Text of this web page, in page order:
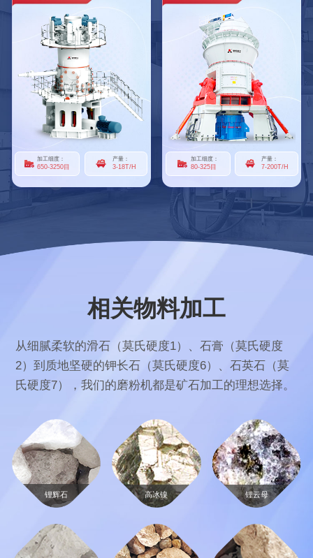
加工细度：
650-3250目
产量：
3-18T/H
加工细度：
80-325目
产量：
7-200T/H
相关物料加工
从细腻柔软的滑石（莫氏硬度1）、石膏（莫氏硬度
2）到质地坚硬的钾长石（莫氏硬度6）、石英石（莫
氏硬度7），我们的磨粉机都是矿石加工的理想选择。
锂辉石 高冰镍 锂云母